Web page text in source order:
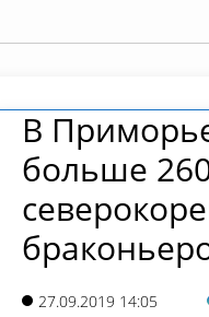
В
больше
27.09.2019 14:05